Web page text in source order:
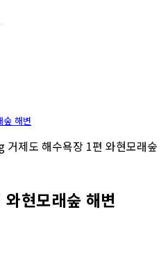
숲 해변
현모래숲 해변